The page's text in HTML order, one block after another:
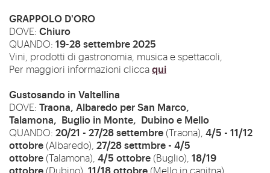
GRAPPOLO D'ORO
DOVE: Chiuro
QUANDO: 19-28 settembre 2025
Vini, prodotti di gastronomia, musica e spettacoli,
Per maggiori informazioni cliccaqui
Gustosando in Valtellina
DOVE: Traona, Albaredo per San Marco,
Talamona, Buglio in Monte, Dubino e Mello
QUANDO: 20/21 - 27/28 settembre (Traona), 4/5 - 11/12
ottobre (Albaredo), 27/28 settmbre - 4/5
ottobre (Talamona), 4/5 ottobre (Buglio), 18/19
ottobre (Dubino), 11/18 ottobre (Mello in canitna).